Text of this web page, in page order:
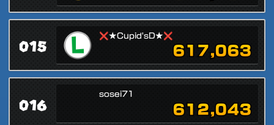
015
❌★Cupid'sD★❌
617,063
016
sosei71
612,043